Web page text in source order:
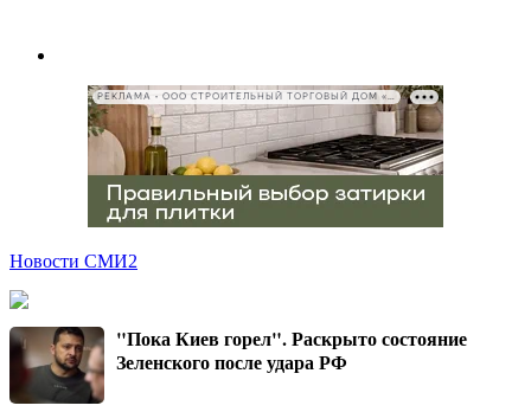
РЕКЛАМА • ООО СТРОИТЕЛЬНЫЙ ТОРГОВЫЙ ДОМ «ПЕТРОВИЧ», ИНН 7802348846
Новости СМИ2
"Пока Киев горел". Раскрыто состояние
Зеленского после удара РФ